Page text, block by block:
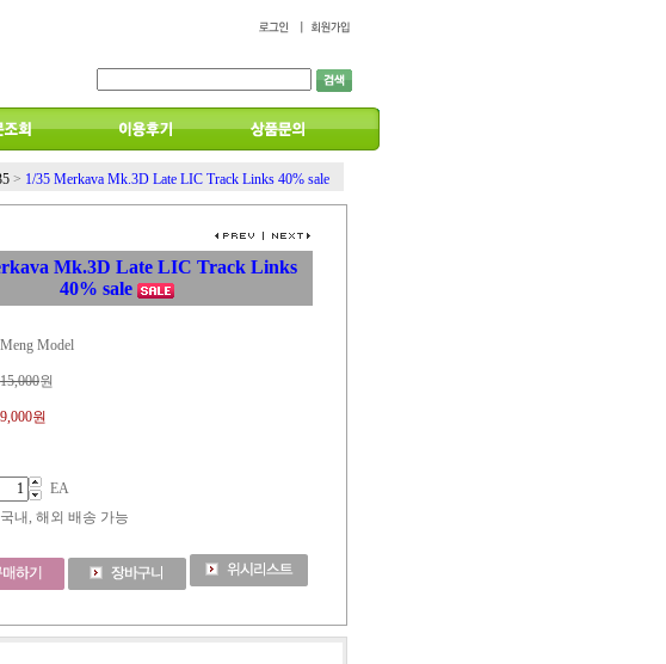
> 1/35 Merkava Mk.3D Late LIC Track Links 40% sale
Mk.3D Late LIC Track Links
40% sale
Model
15,000원
9,000원
EA
내, 해외 배송 가능